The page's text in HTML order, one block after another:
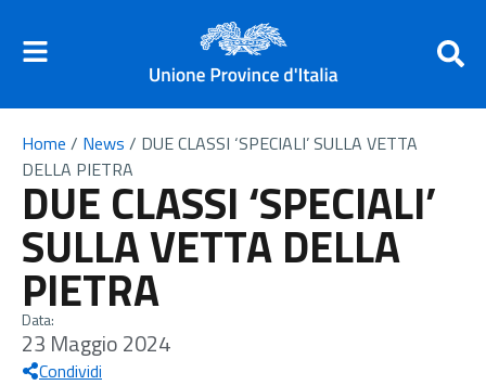
Home / News / DUE CLASSI ‘SPECIALI’ SULLA VETTA
DELLA PIETRA
DUE CLASSI ‘SPECIALI’
SULLA VETTA DELLA
PIETRA
Data:
23 Maggio 2024
Condividi